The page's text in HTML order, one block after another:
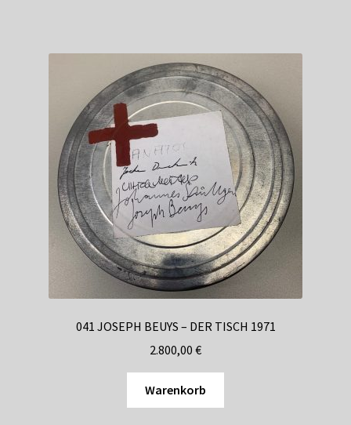
041 JOSEPH BEUYS – DER TISCH 1971
2.800,00 €
Warenkorb